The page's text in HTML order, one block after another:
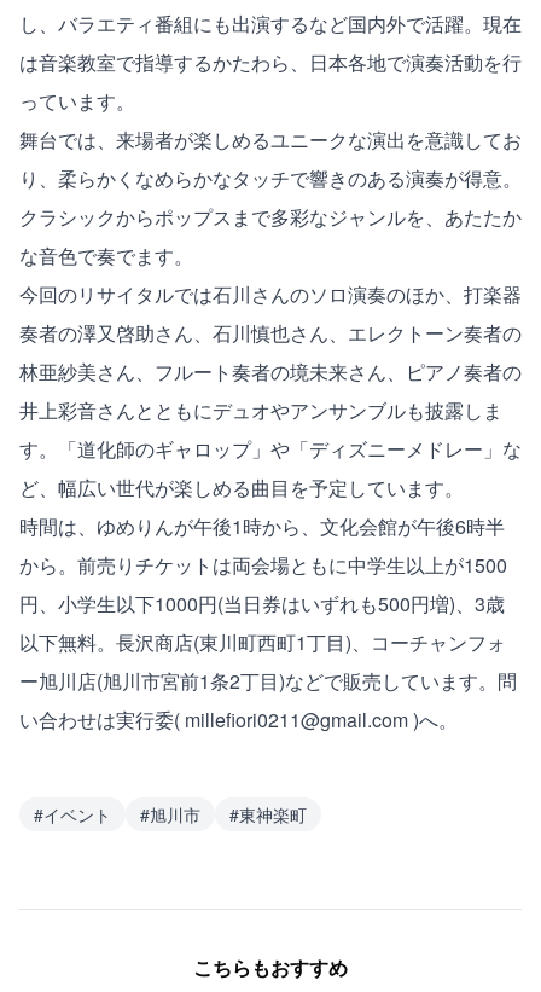
し、バラエティ番組にも出演するなど国内外で活躍。現在
は音楽教室で指導するかたわら、日本各地で演奏活動を行
っています。
舞台では、来場者が楽しめるユニークな演出を意識してお
り、柔らかくなめらかなタッチで響きのある演奏が得意。
クラシックからポップスまで多彩なジャンルを、あたたか
な音色で奏でます。
今回のリサイタルでは石川さんのソロ演奏のほか、打楽器
奏者の澤又啓助さん、石川慎也さん、エレクトーン奏者の
林亜紗美さん、フルート奏者の境未来さん、ピアノ奏者の
井上彩音さんとともにデュオやアンサンブルも披露しま
す。「道化師のギャロップ」や「ディズニーメドレー」な
ど、幅広い世代が楽しめる曲目を予定しています。
時間は、ゆめりんが午後1時から、文化会館が午後6時半
から。前売りチケットは両会場ともに中学生以上が1500
円、小学生以下1000円(当日券はいずれも500円増)、3歳
以下無料。長沢商店(東川町西町1丁目)、コーチャンフォ
ー旭川店(旭川市宮前1条2丁目)などで販売しています。問
い合わせは実行委( millefiori0211@gmail.com )へ。
#イベント #旭川市 #東神楽町
こちらもおすすめ